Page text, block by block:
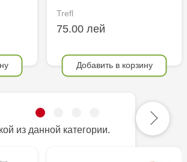
Trefl
75.00 лей
Добавить в корзину
из данной категории.